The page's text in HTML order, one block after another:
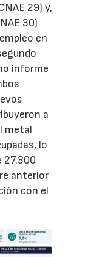
29) y,
30)
en
informe
a
metal
lo
27.300
anterior
con el